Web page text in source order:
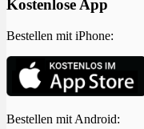
Kostenlose App
Bestellen mit iPhone:
Bestellen mit Android: